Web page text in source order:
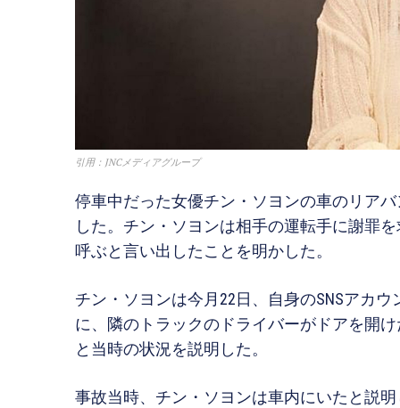
引用：JNCメディアグループ
停車中だった女優チン・ソヨンの車のリア
した。チン・ソヨンは相手の運転手に謝罪
呼ぶと言い出したことを明かした。
チン・ソヨンは今月22日、自身のSNSアカ
に、隣のトラックのドライバーがドアを開
と当時の状況を説明した。
事故当時、チン・ソヨンは車内にいたと説